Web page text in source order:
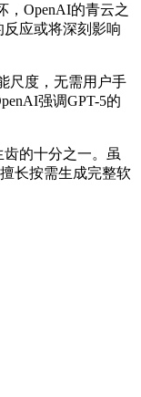
，OpenAI的青云之
应或将深刻影响
尺度，无需用户手
强调GPT-5的
的十分之一。虽
长按需生成完整软